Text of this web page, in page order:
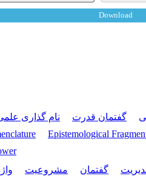
Download
گفتمان قدرت نام گذاری
Epistemological
گفتمان مشروعیت